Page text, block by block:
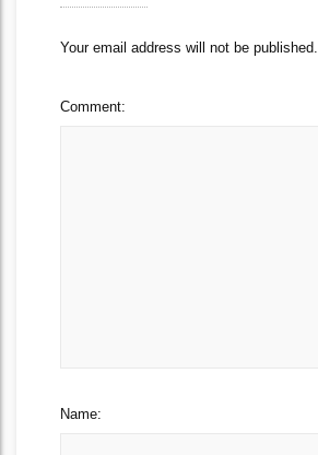
Your email address will not be published.
Comment:
Name: